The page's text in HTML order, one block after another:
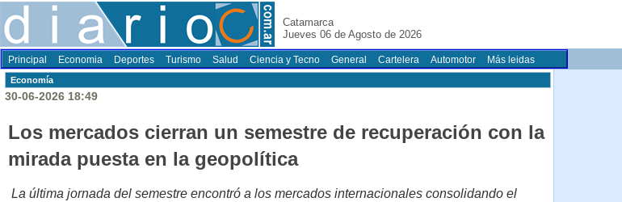
Catamarca
Jueves 06 de Agosto de 2026
Principal Economia Deportes Turismo Salud Ciencia y Tecno General Cartelera Automotor Más leidas
Economí­a
30-06-2026 18:49
Los mercados cierran un semestre de recuperación con la
mirada puesta en la geopolítica
La última jornada del semestre encontró a los mercados internacionales consolidando el